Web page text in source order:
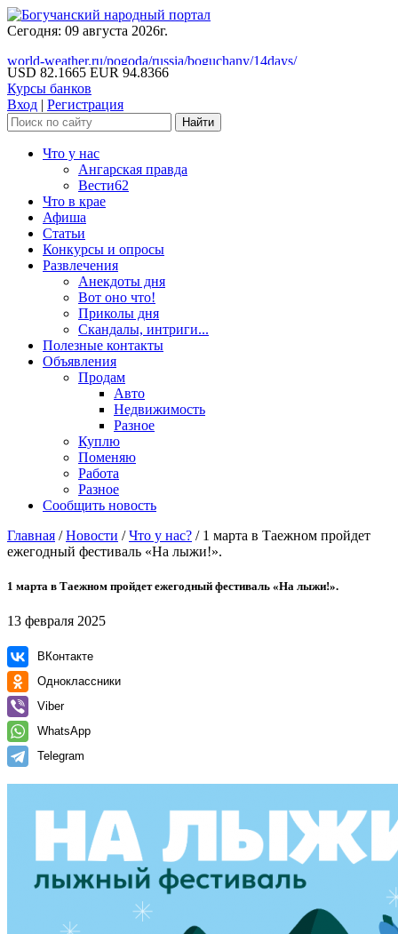
Сегодня: 09 августа 2026г.
world-weather.ru/pogoda/russia/boguchany/14days/
USD 82.1665 EUR 94.8366
Курсы банков
Вход | Регистрация
Что у нас
Ангарская правда
Вести62
Что в крае
Афиша
Статьи
Конкурсы и опросы
Развлечения
Анекдоты дня
Вот оно что!
Приколы дня
Скандалы, интриги...
Полезные контакты
Объявления
Продам
Авто
Недвижимость
Разное
Куплю
Поменяю
Работа
Разное
Сообщить новость
Главная /Новости /Что у нас? / 1 марта в Таежном пройдет
ежегодный фестиваль «На лыжи!».
1 марта в Таежном пройдет ежегодный фестиваль «На лыжи!».
13 февраля 2025
ВКонтакте
Одноклассники
Viber
WhatsApp
Telegram